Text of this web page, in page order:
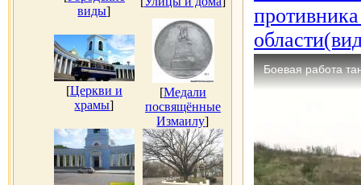
виды]
[Церкви и
храмы]
[Медали
посвящённые
Измаилу]